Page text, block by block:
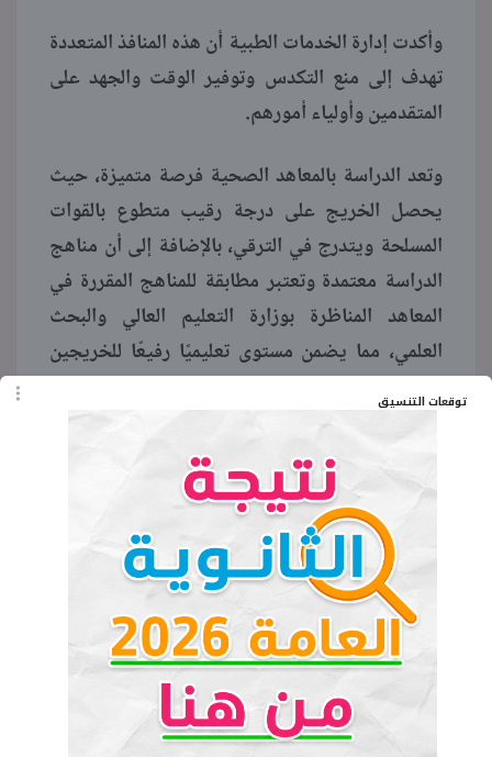
توقعات التنسيق
وأكدت إدارة الخدمات الطبية أن هذه المنافذ المتعددة
تهدف إلى منع التكدس وتوفير الوقت والجهد على
المتقدمين وأولياء أمورهم.
وتعد الدراسة بالمعاهد الصحية فرصة متميزة، حيث
يحصل الخريج على درجة رقيب متطوع بالقوات
المسلحة ويتدرج في الترقي، بالإضافة إلى أن مناهج
الدراسة معتمدة وتعتبر مطابقة للمناهج المقررة في
المعاهد المناظرة بوزارة التعليم العالي والبحث
العلمي، مما يضمن مستوى تعليميًا رفيعًا للخريجين
الذين سيخدمون في المجال الطبي بالقوات المسلحة.
الكلمات المفتاحية
أماكن سحب ملفات المعهد الصحي للقوات
المسلحة
منافذ بيع ملفات التمريض العسكري
المعهد الصحي للقوات المسلحة بحوش عيسى
المعهد الصحي للقوات المسلحة بأحمد جلال